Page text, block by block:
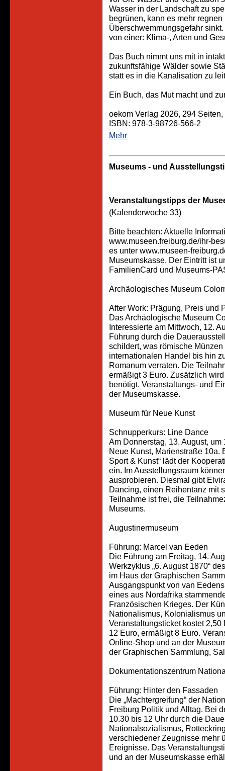
Wasser in der Landschaft zu
begrünen, kann es mehr
Überschwemmungsgefahr
von einer: Klima-, Arten und
Das Buch nimmt uns mit in
zukunftsfähige Wälder sowie
statt es in die Kanalisation zu
Ein Buch, das Mut macht und
oekom Verlag 2026, 294
ISBN: 978-3-98726-566-2
Mehr
Museums - und
Veranstaltungstipps der
(Kalenderwoche 33)
Bitte beachten: Aktuelle
www.museen.freiburg.de/ihr-
es unter www.museen-
Museumskasse. Der Eintritt ist
FamilienCard und Museums-
Archäologisches Museum
After Work: Prägung, Preis und
Das Archäologische Museum
Interessierte am Mittwoch, 12.
Führung durch die
schildert, was römische
internationalen Handel bis hin
Romanum verraten. Die
ermäßigt 3 Euro. Zusätzlich
benötigt. Veranstaltungs- und
der Museumskasse.
Museum für Neue Kunst
Schnupperkurs: Line Dance
Am Donnerstag, 13. August,
Neue Kunst, Marienstraße 10a.
Sport & Kunst“ lädt der
ein. Im Ausstellungsraum
ausprobieren. Diesmal gibt
Dancing, einen Reihentanz mit
Teilnahme ist frei, die
Museums.
Augustinermuseum
Führung: Marcel van Eeden
Die Führung am Freitag, 14.
Werkzyklus „6. August 1870“
im Haus der Graphischen
Ausgangspunkt von van
eines aus Nordafrika
Französischen Krieges. Der
Nationalismus, Kolonialismus
Veranstaltungsticket kostet
12 Euro, ermäßigt 8 Euro.
Online-Shop und an der
der Graphischen Sammlung,
Dokumentationszentrum
Führung: Hinter den Fassaden
Die „Machtergreifung“ der
Freiburg Politik und Alltag. Bei
10.30 bis 12 Uhr durch die
Nationalsozialismus,
verschiedener Zeugnisse mehr
Ereignisse. Das
und an der Museumskasse